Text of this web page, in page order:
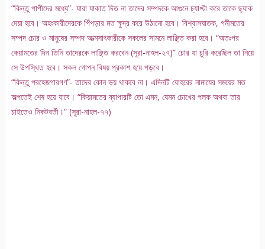
“কিন্তু পাপীদের মধ্যে”- যারা যাকাত দিত না তাদের সম্পদকে আগুনে চ্যাপ্টা করে তাকে ছ্যাক
দেয়া হবে। অহংকারীদেরকে পিঁপড়ার মত ক্ষুদ্র করে উঠানো হবে। বিশ্বাসঘাতক, গনীমতের
সম্পদ চোর ও মানুষের সম্পদ আত্মসাৎকারীকে সকলের সামনে লাঞ্ছিত করা হবে। “অতঃপর
কেয়ামতের দিন তিনি তাদেরকে লাঞ্ছিত করবেন (সূরা-নাহল-২৭)” চোর যা চুরি করেছিল তা নিয়ে
সে উপস্থিত হবে। সকল গোপন বিষয় প্রকাশ হয়ে পড়বে।
“কিন্তু পরহেজগারগণ”- তাদের কোন ভয় থাকবে না। এদিনটি যোহরের নামাযের সময়ের মত
অল্পতেই শেষ হয়ে যাবে। “কিয়ামতের ব্যাপারটি তো এমন, যেমন চোখের পলক অথবা তার
চাইতেও নিকটবর্তী।” (সূরা-নাহল-৭৭)